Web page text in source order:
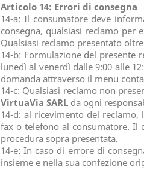
Articolo 14: Errori di consegna
14-a: Il consumatore deve
consegna, qualsiasi reclamo
Qualsiasi reclamo presentato
14-b: Formulazione del presente
lunedì al venerdì dalle 9:00 alle
domanda attraverso il menu
14-c: Qualsiasi reclamo non
VirtuaVia SARL da ogni
14-d: al ricevimento del reclamo,
fax o telefono al consumatore. Il
procedura sopra presentata.
14-e: In caso di errore di
insieme e nella sua confezione